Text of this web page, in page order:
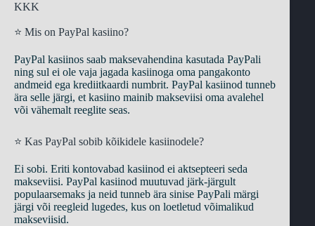
KKK
⭐ Mis on PayPal kasiino?
PayPal kasiinos saab maksevahendina kasutada PayPali
ning sul ei ole vaja jagada kasiinoga oma pangakonto
andmeid ega krediitkaardi numbrit. PayPal kasiinod tunneb
ära selle järgi, et kasiino mainib makseviisi oma avalehel
või vähemalt reeglite seas.
⭐ Kas PayPal sobib kõikidele kasiinodele?
Ei sobi. Eriti kontovabad kasiinod ei aktsepteeri seda
makseviisi. PayPal kasiinod muutuvad järk-järgult
populaarsemaks ja neid tunneb ära sinise PayPali märgi
järgi või reegleid lugedes, kus on loetletud võimalikud
makseviisid.